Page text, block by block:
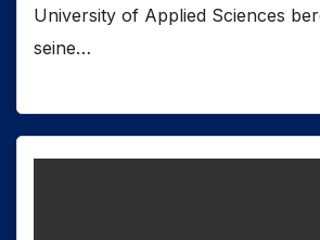
University of Applied Sciences
seine…